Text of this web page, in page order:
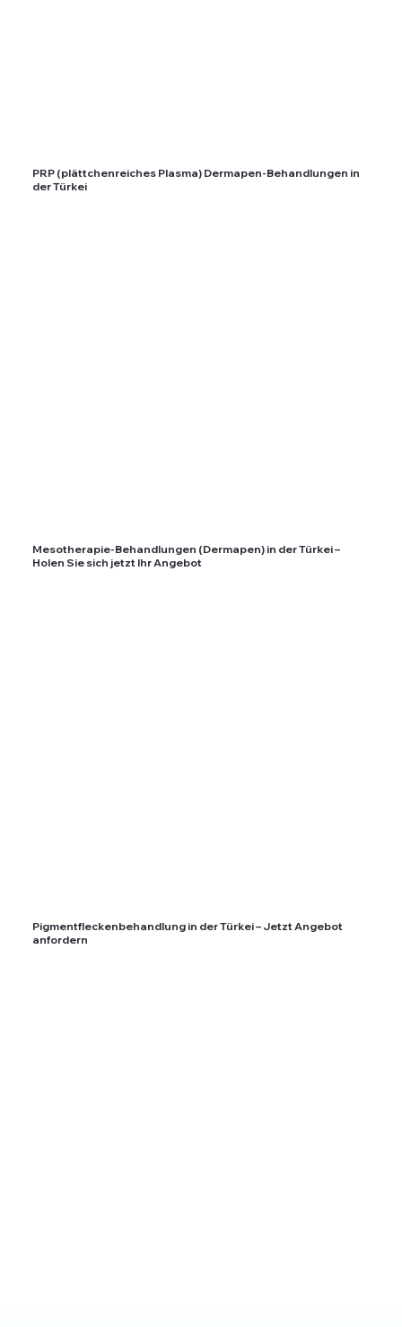
PRP (plättchenreiches Plasma) Dermapen-Behandlungen in
der Türkei
Mesotherapie-Behandlungen (Dermapen) in der Türkei –
Holen Sie sich jetzt Ihr Angebot
Pigmentfleckenbehandlung in der Türkei – Jetzt Angebot
anfordern